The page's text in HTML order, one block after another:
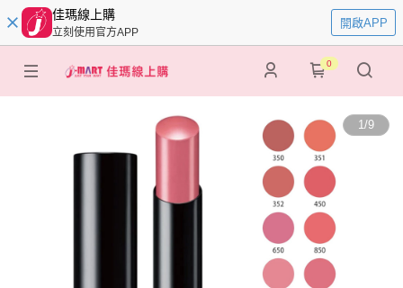
佳瑪線上購
立刻使用官方APP
開啟APP
0
1/9